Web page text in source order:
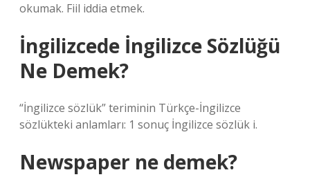
okumak. Fiil iddia etmek.
İngilizcede İngilizce Sözlüğü
Ne Demek?
“İngilizce sözlük” teriminin Türkçe-İngilizce
sözlükteki anlamları: 1 sonuç İngilizce sözlük i.
Newspaper ne demek?